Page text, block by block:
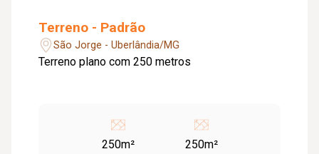
Terreno - Padrão
São Jorge - Uberlândia/MG
Terreno plano com 250 metros
250m²
250m²